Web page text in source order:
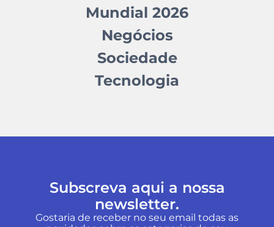
Mundial 2026
Negócios
Sociedade
Tecnologia
Subscreva aqui a nossa
newsletter.
Gostaria de receber no seu email todas as